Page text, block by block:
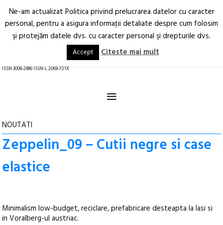
Arhitectură.
Oraș.
RO EN
ISSN 3008-2986 ISSN-L 2069-721X
≡
NOUTATI
Zeppelin_09 – Cutii negre si case
elastice
Minimalism low-budget, reciclare, prefabricare desteapta la Iasi si
in Voralberg-ul austriac.
Ne-am actualizat Politica privind prelucrarea datelor cu caracter
personal, pentru a asigura informaţii detaliate despre cum folosim
şi protejăm datele dvs. cu caracter personal şi drepturile dvs.
Accept Citeste mai mult